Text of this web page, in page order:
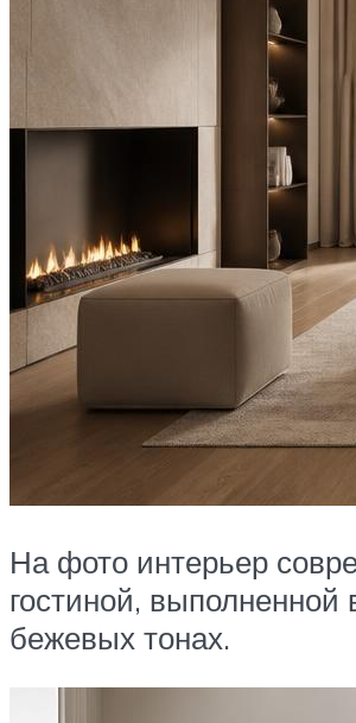
На фото интерьер
гостиной, выполненной
бежевых тонах.